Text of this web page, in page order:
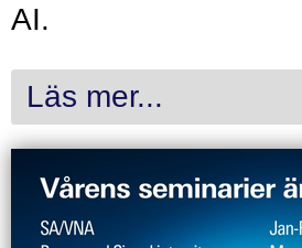
AI.
Läs mer...